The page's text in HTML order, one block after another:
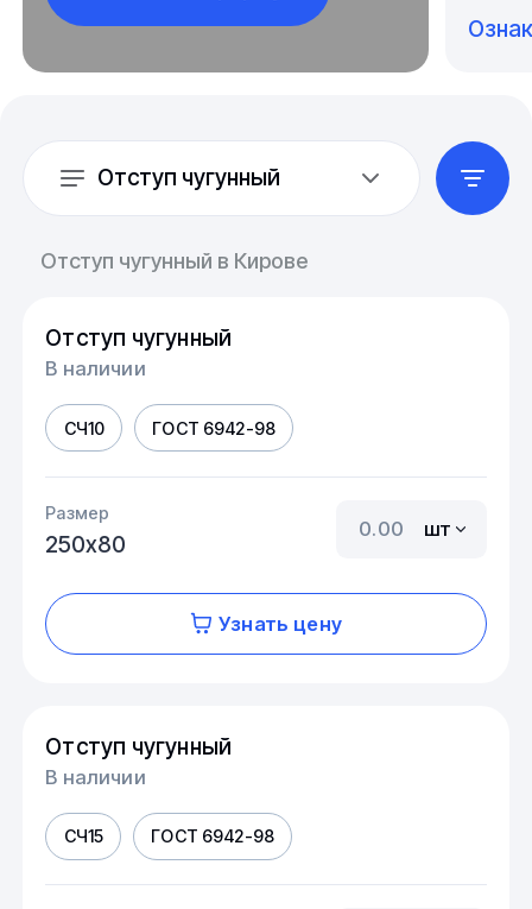
Отступ чугунный
Отступ чугунный в Кирове
Отступ чугунный
В наличии
СЧ10 ГОСТ 6942-98
Размер
250х80
шт
Узнать цену
Отступ чугунный
В наличии
СЧ15 ГОСТ 6942-98